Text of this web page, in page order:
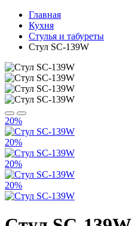
Главная
Кухня
Стулья и табуреты
Стул SC-139W
20%
20%
20%
20%